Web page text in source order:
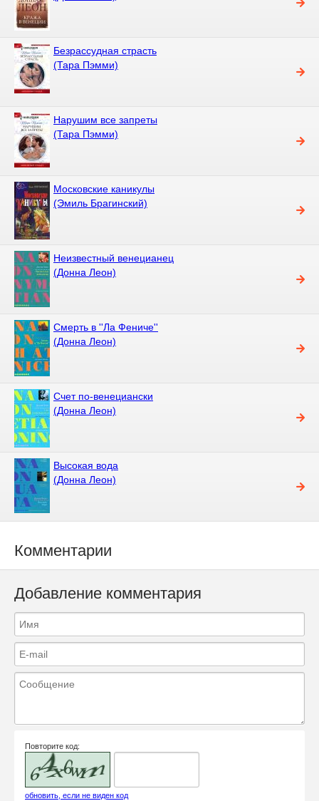
Безрассудная страсть
(Тара Пэмми)
Нарушим все запреты
(Тара Пэмми)
Московские каникулы
(Эмиль Брагинский)
Неизвестный венецианец
(Донна Леон)
Смерть в ''Ла Фениче''
(Донна Леон)
Счет по-венециански
(Донна Леон)
Высокая вода
(Донна Леон)
Комментарии
Добавление комментария
Повторите код:
обновить, если не виден код